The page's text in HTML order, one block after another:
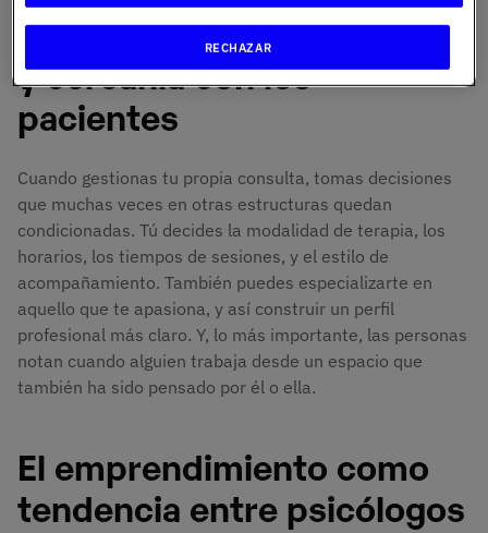
Autonomía, especialización
y cercanía con los
pacientes
Cuando gestionas tu propia consulta, tomas decisiones
que muchas veces en otras estructuras quedan
condicionadas. Tú decides la modalidad de terapia, los
horarios, los tiempos de sesiones, y el estilo de
acompañamiento. También puedes especializarte en
aquello que te apasiona, y así construir un perfil
profesional más claro. Y, lo más importante, las personas
notan cuando alguien trabaja desde un espacio que
también ha sido pensado por él o ella.
El emprendimiento como
tendencia entre psicólogos
RECHAZAR